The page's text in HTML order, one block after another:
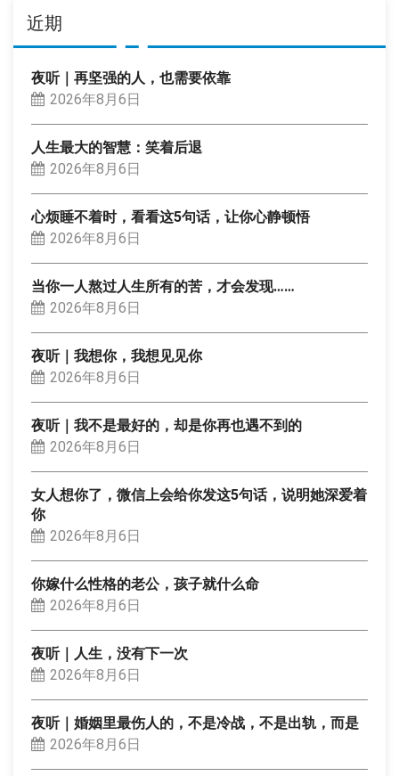
近期
夜听｜再坚强的人，也需要依靠
2026年8月6日
人生最大的智慧：笑着后退
2026年8月6日
心烦睡不着时，看看这5句话，让你心静顿悟
2026年8月6日
当你一人熬过人生所有的苦，才会发现……
2026年8月6日
夜听｜我想你，我想见见你
2026年8月6日
夜听｜我不是最好的，却是你再也遇不到的
2026年8月6日
女人想你了，微信上会给你发这5句话，说明她深爱着
你
2026年8月6日
你嫁什么性格的老公，孩子就什么命
2026年8月6日
夜听｜人生，没有下一次
2026年8月6日
夜听｜婚姻里最伤人的，不是冷战，不是出轨，而是
2026年8月6日